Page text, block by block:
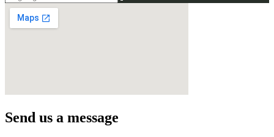
Send us a message